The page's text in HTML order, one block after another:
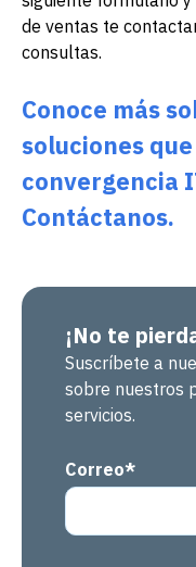
de ventas te
consultas.
Conoce más
soluciones
convergencia
Contáctanos.
¡No te
Suscríbete a
sobre nuestros
servicios.
Correo*